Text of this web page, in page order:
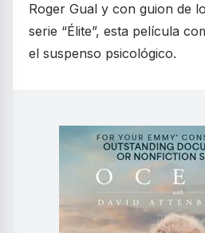
Roger Gual y con guion de
serie “Élite”, esta película
el suspenso psicológico.